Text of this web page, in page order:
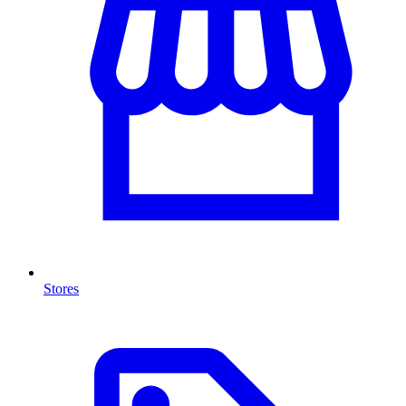
Stores